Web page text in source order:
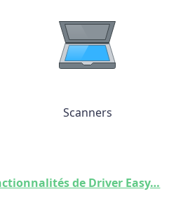
Scanners
de Driver Easy…